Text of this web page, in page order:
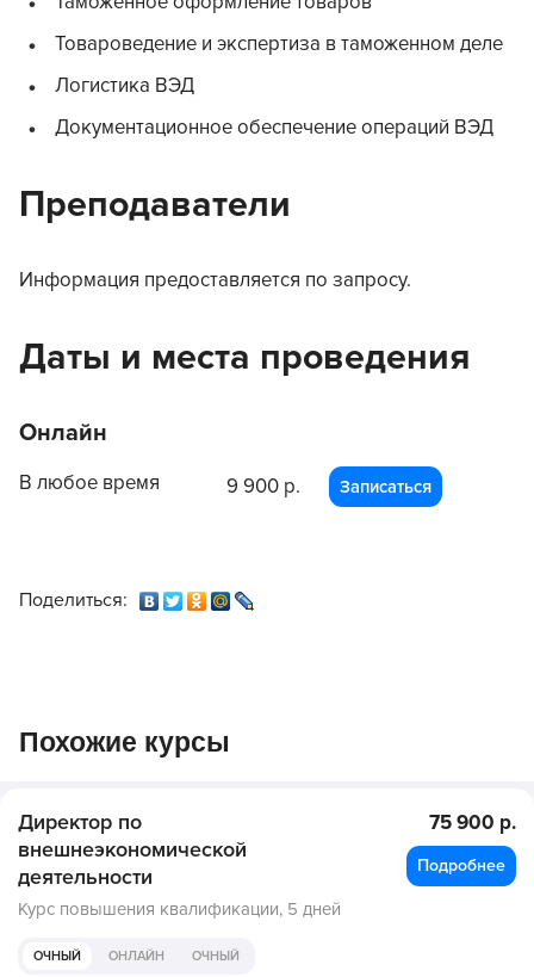
Товароведение и экспертиза в таможенном деле
Логистика ВЭД
Документационное обеспечение операций ВЭД
Преподаватели
Информация предоставляется по запросу.
Даты и места проведения
Онлайн
В любое время 9 900 р. Записаться
Поделиться:
Похожие курсы
Директор по
внешнеэкономической
деятельности
Курс повышения квалификации, 5 дней
ОЧНЫЙ ОНЛАЙН ОЧНЫЙ
75 900 р.
Подробнее